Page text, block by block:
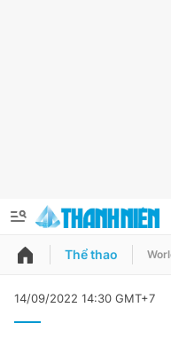
QUẢNG CÁO ĐẶT
Thể thao
14/09/2022 14:30 GMT+7